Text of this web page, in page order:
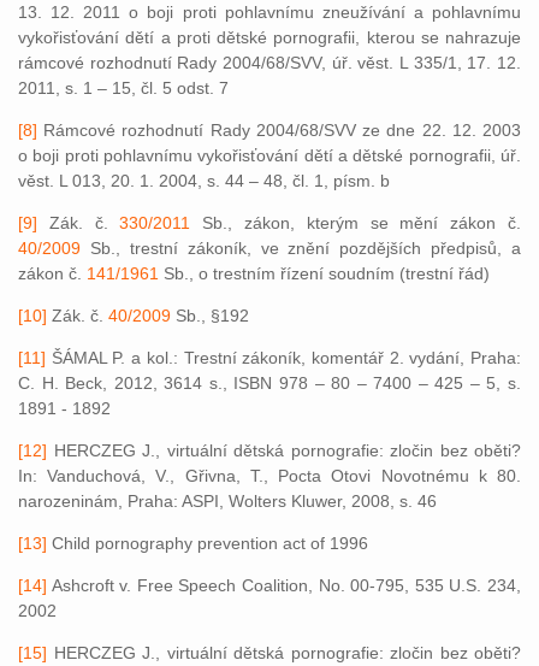
13. 12. 2011 o boji proti pohlavnímu zneužívání a pohlavnímu
vykořisťování dětí a proti dětské pornografii, kterou se nahrazuje
rámcové rozhodnutí Rady 2004/68/SVV, úř. věst. L 335/1, 17. 12.
2011, s. 1 – 15, čl. 5 odst. 7
[8] Rámcové rozhodnutí Rady 2004/68/SVV ze dne 22. 12. 2003
o boji proti pohlavnímu vykořisťování dětí a dětské pornografii, úř.
věst. L 013, 20. 1. 2004, s. 44 – 48, čl. 1, písm. b
[9] Zák. č.330/2011
Sb., zákon, kterým se mění zákon č.
40/2009 Sb., trestní zákoník, ve znění pozdějších předpisů, a
zákon č. 141/1961 Sb., o trestním řízení soudním (trestní řád)
[10] Zák. č. 40/2009 Sb., §192
[11] ŠÁMAL P. a kol.: Trestní zákoník, komentář 2. vydání, Praha:
C. H. Beck, 2012, 3614 s., ISBN 978 – 80 – 7400 – 425 – 5, s.
1891 - 1892
[12] HERCZEG J., virtuální dětská pornografie: zločin bez oběti?
In: Vanduchová, V., Gřivna, T., Pocta Otovi Novotnému k 80.
narozeninám, Praha: ASPI, Wolters Kluwer, 2008, s. 46
[13] Child pornography prevention act of 1996
[14] Ashcroft v. Free Speech Coalition, No. 00-795, 535 U.S. 234,
2002
[15] HERCZEG J., virtuální dětská pornografie: zločin bez oběti?